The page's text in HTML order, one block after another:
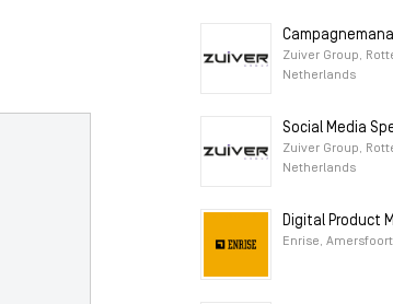
Zuiver Group,
Netherlands
Social Media
Zuiver Group,
Netherlands
Digital Product
Enrise,